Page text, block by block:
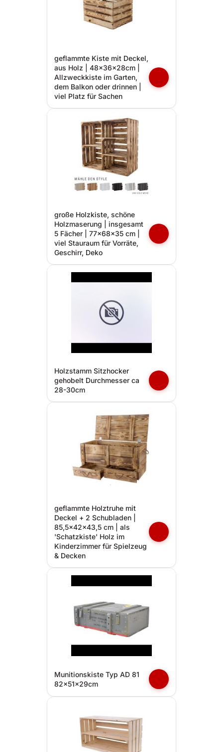
geflammte Kiste mit Deckel,
aus Holz | 48x36x28cm |
Allzweckkiste im Garten,
dem Balkon oder drinnen |
viel Platz für Sachen
große Holzkiste, schöne
Holzmaserung | insgesamt
5 Fächer | 77x68x35 cm |
viel Stauraum für Vorräte,
Geschirr, Deko
Holzstamm Sitzhocker
gehobelt Durchmesser ca
28-30cm
geflammte Holztruhe mit
Deckel + 2 Schubladen |
85,5x42x43,5 cm | als
'Schatzkiste' Holz im
Kinderzimmer für Spielzeug
& Decken
Munitionskiste Typ AD 81
82x51x29cm